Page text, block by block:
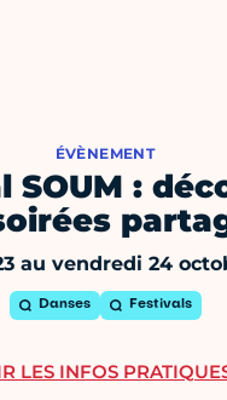
ÉVÈNEMENT
SOUM :
au vendredi 24
Danses Festivals
LES INFOS